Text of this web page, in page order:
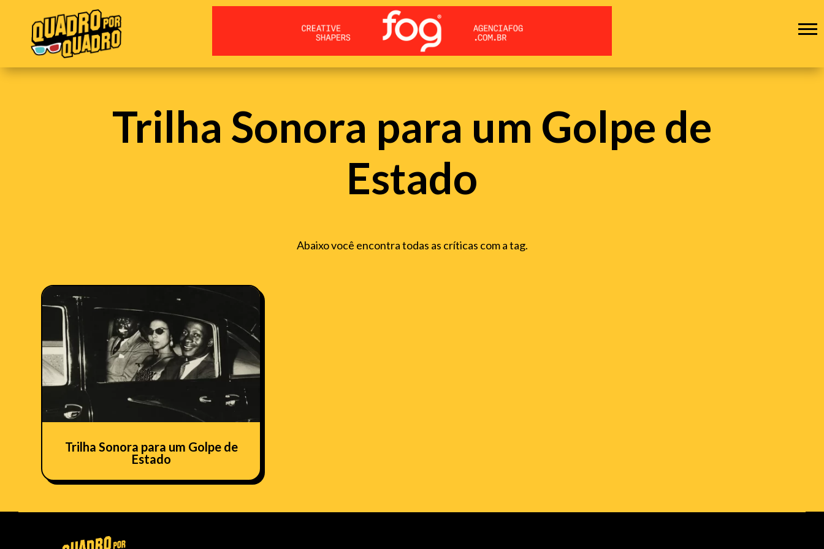
Trilha Sonora para um Golpe de
Estado
Abaixo você encontra todas as críticas com a tag.
Trilha Sonora para um Golpe de
Estado